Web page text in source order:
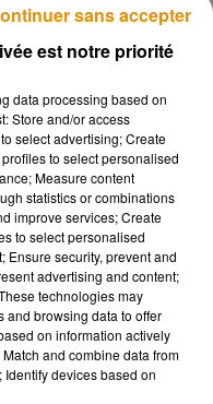
il y a une enceinte
votre smartphone et
radio préférée)
il peut faire beaucoup de
les visages pour
histoire aux enfants,
surveiller la maison
l’utiliser comme kit
Buddy, et il a
en rupture de
est notre priorité
data processing based on
Store and/or access
select advertising; Create
to select personalised
Measure content
statistics or combinations
improve services; Create
to select personalised
Ensure security, prevent and
advertising and content;
technologies may
and browsing data to offer
on information actively
and combine data from
devices based on
sans accepter